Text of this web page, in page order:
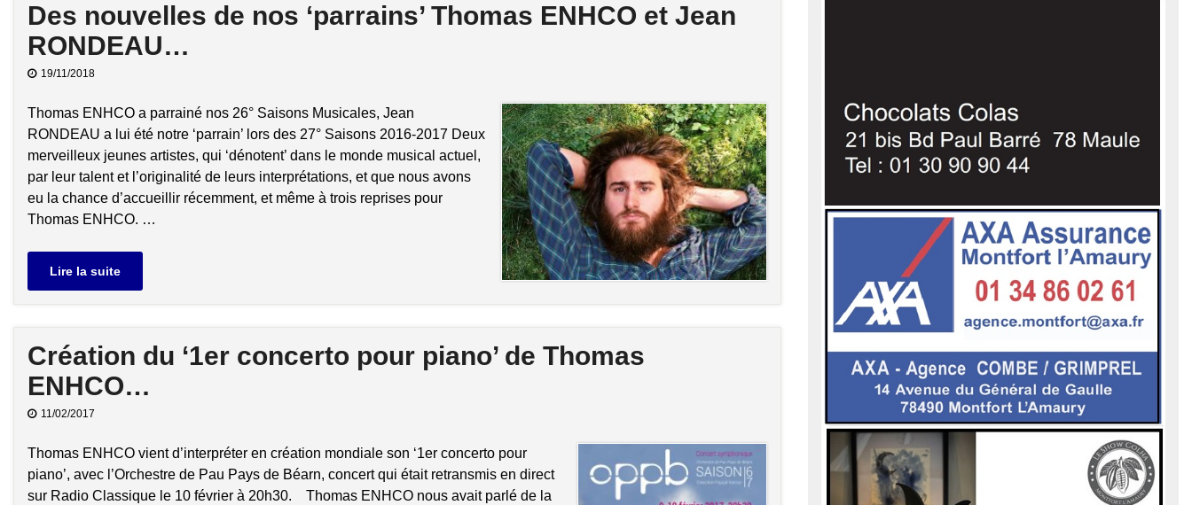
Des nouvelles de nos ‘parrains’ Thomas ENHCO et Jean
RONDEAU…
19/11/2018
Thomas ENHCO a parrainé nos 26° Saisons Musicales, Jean
RONDEAU a lui été notre ‘parrain’ lors des 27° Saisons 2016-2017 Deux
merveilleux jeunes artistes, qui ‘dénotent’ dans le monde musical actuel,
par leur talent et l’originalité de leurs interprétations, et que nous avons
eu la chance d’accueillir récemment, et même à trois reprises pour
Thomas ENHCO. …
Lire la suite
Création du ‘1er concerto pour piano’ de Thomas
ENHCO…
11/02/2017
Thomas ENHCO vient d’interpréter en création mondiale son ‘1er concerto pour
piano’, avec l’Orchestre de Pau Pays de Béarn, concert qui était retransmis en direct
sur Radio Classique le 10 février à 20h30. Thomas ENHCO nous avait parlé de la